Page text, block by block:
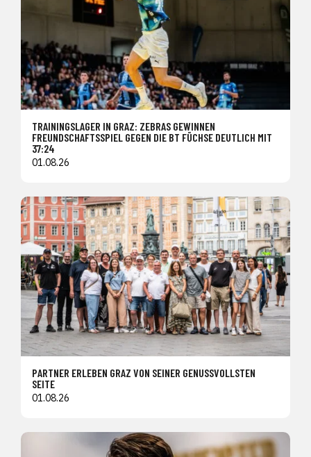
TRAININGSLAGER IN GRAZ: ZEBRAS GEWINNEN
FREUNDSCHAFTSSPIEL GEGEN DIE BT FÜCHSE DEUTLICH MIT
37:24
01.08.26
PARTNER ERLEBEN GRAZ VON SEINER GENUSSVOLLSTEN
SEITE
01.08.26